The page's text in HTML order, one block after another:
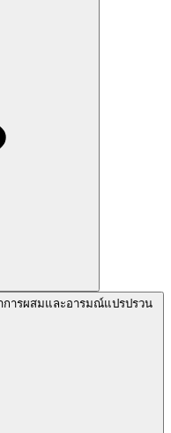
ารผสมและอารมณ์แปรปรวน